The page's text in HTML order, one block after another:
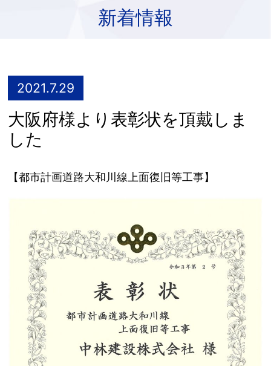
新着情報
2021.7.29
大阪府様より表彰状を頂戴しま
した
【都市計画道路大和川線上面復旧等工事】